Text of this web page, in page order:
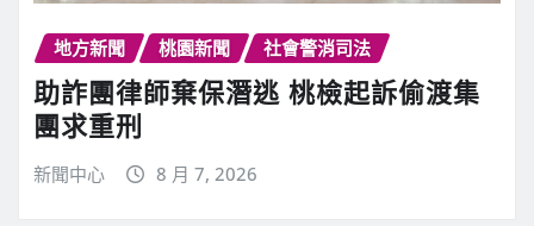
地方新聞 桃園新聞 社會警消司法
助詐團律師棄保潛逃 桃檢起訴偷渡集
團求重刑
新聞中心 8 月 7, 2026